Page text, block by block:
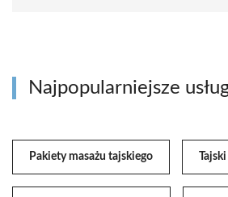
Najpopularniejsze
Pakiety masażu tajskiego